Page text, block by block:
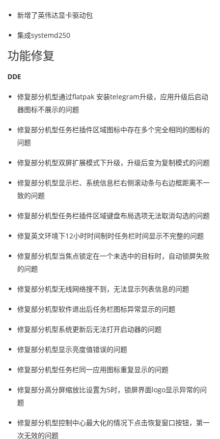
新增了英伟达显卡驱动包
集成systemd250
功能修复
DDE
修复部分机型通过flatpak 安装telegram升级，应用升级后启动
器图标不展示的问题
修复部分机型任务栏插件区域图标中存在多个完全相同的图标的
问题
修复部分机型双屏扩展模式下升级，升级后变为复制模式的问题
修复部分机型显示栏、系统信息栏右侧滚动条与右边框距离不一
致的问题
修复部分机型任务栏插件区域键盘布局选项无法取消勾选的问题
修复英文环境下12小时时间制时任务栏时间显示不完整的问题
修复部分机型当焦点锁定在一个未选中的目标时，自动锁屏失败
的问题
修复部分机型无线网络搜不到，无法显示列表信息的问题
修复部分机型软件退出后任务栏图标异常显示的问题
修复部分机型系统更新后无法打开启动器的问题
修复部分机型显示亮度值错误的问题
修复部分机型任务栏同一应用图标重复显示的问题
修复部分高分屏缩放比设置为5时，锁屏界面logo显示异常的问
题
修复部分机型控制中心最大化的情况下点击恢复窗口按钮，第一
次无效的问题